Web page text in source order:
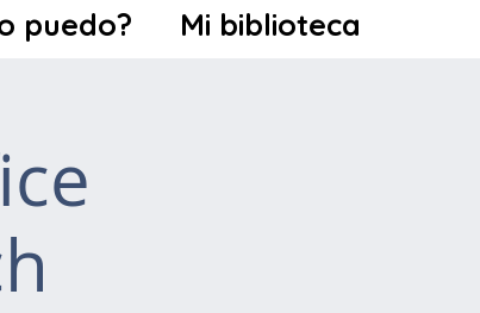
puedo? Mi biblioteca